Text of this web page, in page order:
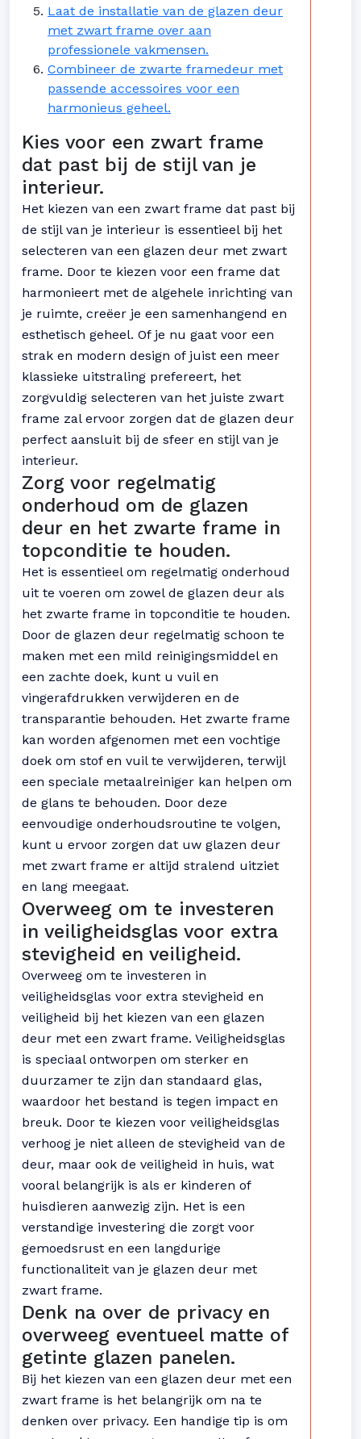
Laat de installatie van de glazen deur
met zwart frame over aan
professionele vakmensen.
Combineer de zwarte framedeur met
passende accessoires voor een
harmonieus geheel.
Kies voor een zwart frame
dat past bij de stijl van je
interieur.
Het kiezen van een zwart frame dat past bij
de stijl van je interieur is essentieel bij het
selecteren van een glazen deur met zwart
frame. Door te kiezen voor een frame dat
harmonieert met de algehele inrichting van
je ruimte, creëer je een samenhangend en
esthetisch geheel. Of je nu gaat voor een
strak en modern design of juist een meer
klassieke uitstraling prefereert, het
zorgvuldig selecteren van het juiste zwart
frame zal ervoor zorgen dat de glazen deur
perfect aansluit bij de sfeer en stijl van je
interieur.
Zorg voor regelmatig
onderhoud om de glazen
deur en het zwarte frame in
topconditie te houden.
Het is essentieel om regelmatig onderhoud
uit te voeren om zowel de glazen deur als
het zwarte frame in topconditie te houden.
Door de glazen deur regelmatig schoon te
maken met een mild reinigingsmiddel en
een zachte doek, kunt u vuil en
vingerafdrukken verwijderen en de
transparantie behouden. Het zwarte frame
kan worden afgenomen met een vochtige
doek om stof en vuil te verwijderen, terwijl
een speciale metaalreiniger kan helpen om
de glans te behouden. Door deze
eenvoudige onderhoudsroutine te volgen,
kunt u ervoor zorgen dat uw glazen deur
met zwart frame er altijd stralend uitziet
en lang meegaat.
Overweeg om te investeren
in veiligheidsglas voor extra
stevigheid en veiligheid.
Overweeg om te investeren in
veiligheidsglas voor extra stevigheid en
veiligheid bij het kiezen van een glazen
deur met een zwart frame. Veiligheidsglas
is speciaal ontworpen om sterker en
duurzamer te zijn dan standaard glas,
waardoor het bestand is tegen impact en
breuk. Door te kiezen voor veiligheidsglas
verhoog je niet alleen de stevigheid van de
deur, maar ook de veiligheid in huis, wat
vooral belangrijk is als er kinderen of
huisdieren aanwezig zijn. Het is een
verstandige investering die zorgt voor
gemoedsrust en een langdurige
functionaliteit van je glazen deur met
zwart frame.
Denk na over de privacy en
overweeg eventueel matte of
getinte glazen panelen.
Bij het kiezen van een glazen deur met een
zwart frame is het belangrijk om na te
denken over privacy. Een handige tip is om